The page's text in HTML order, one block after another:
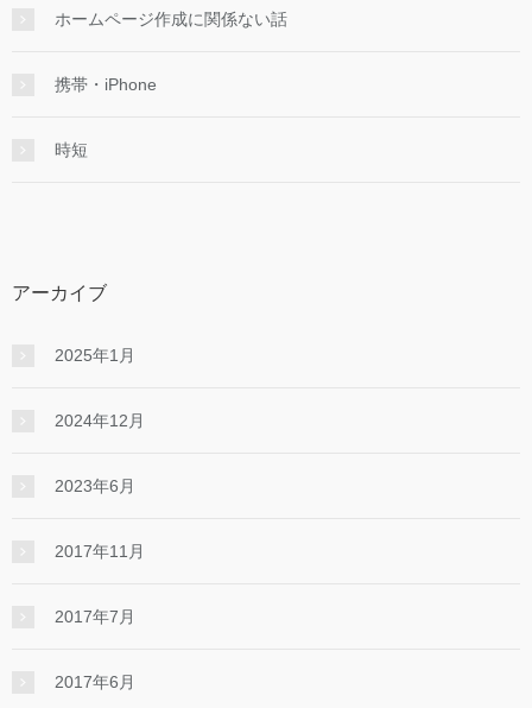
ホームページ作成に関係ない話
携帯・iPhone
時短
アーカイブ
2025年1月
2024年12月
2023年6月
2017年11月
2017年7月
2017年6月